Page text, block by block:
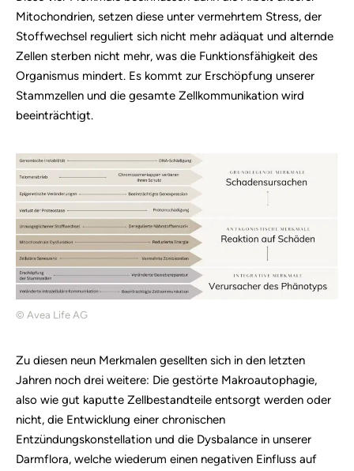
Mitochondrien, setzen diese unter vermehrtem Stress, der
Stoffwechsel reguliert sich nicht mehr adäquat und alternde
Zellen sterben nicht mehr, was die Funktionsfähigkeit des
Organismus mindert. Es kommt zur Erschöpfung unserer
Stammzellen und die gesamte Zellkommunikation wird
beeinträchtigt.
© Avea Life AG
Zu diesen neun Merkmalen gesellten sich in den letzten
Jahren noch drei weitere: Die gestörte Makroautophagie,
also wie gut kaputte Zellbestandteile entsorgt werden oder
nicht, die Entwicklung einer chronischen
Entzündungskonstellation und die Dysbalance in unserer
Darmflora, welche wiederum einen negativen Einfluss auf